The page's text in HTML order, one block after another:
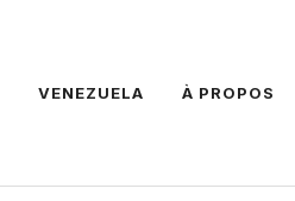
VENEZUELA À PROPOS